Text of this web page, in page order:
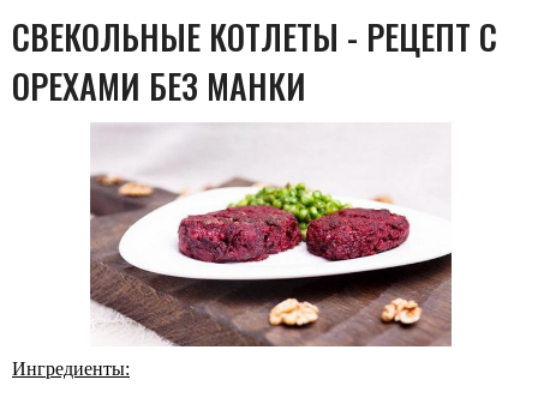
СВЕКОЛЬНЫЕ КОТЛЕТЫ - РЕЦЕПТ С
ОРЕХАМИ БЕЗ МАНКИ
Ингредиенты: